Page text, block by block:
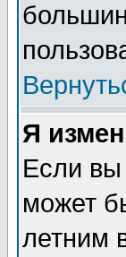
Я
Если вы
может
летним